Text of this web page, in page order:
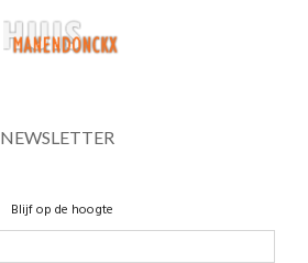
NEWSLETTER
Blijf op de hoogte